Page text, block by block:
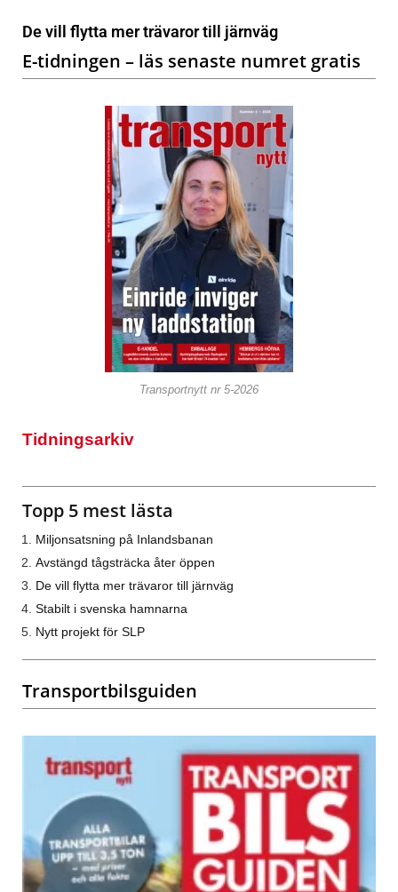
De vill flytta mer trävaror till järnväg
E-tidningen – läs senaste numret gratis
Transportnytt nr 5-2026
Tidningsarkiv
Topp 5 mest lästa
Miljonsatsning på Inlandsbanan
Avstängd tågsträcka åter öppen
De vill flytta mer trävaror till järnväg
Stabilt i svenska hamnarna
Nytt projekt för SLP
Transportbilsguiden